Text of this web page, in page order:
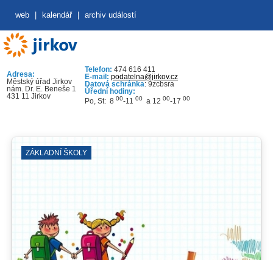
web kalendář archiv událostí
Adresa:
Městský úřad Jirkov
nám. Dr. E. Beneše 1
431 11 Jirkov
Telefon: 474 616 411
E-mail: podatelna@jirkov.cz
Datová schránka: 9zcbsra
Úřední hodiny:
Po, St: 8 00-11 00 a 12 00-17 00
ZÁKLADNÍ ŠKOLY